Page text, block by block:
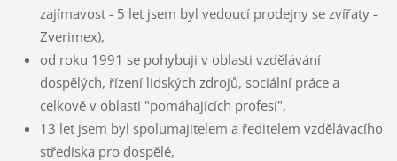
zajímavost - 5 let jsem byl vedoucí prodejny se zvířaty -
Zverimex),
od roku 1991 se pohybuji v oblasti vzdělávání
dospělých, řízení lidských zdrojů, sociální práce a
celkově v oblasti "pomáhajících profesí",
13 let jsem byl spolumajitelem a ředitelem vzdělávacího
střediska pro dospělé,